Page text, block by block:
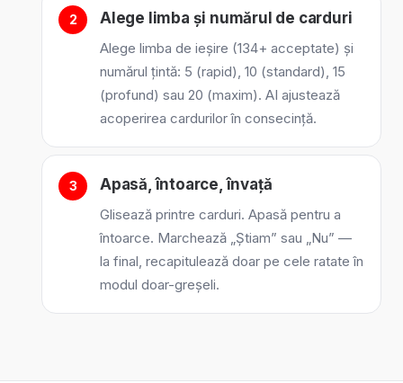
Alege limba și numărul de carduri
Alege limba de ieșire (134+ acceptate) și
numărul țintă: 5 (rapid), 10 (standard), 15
(profund) sau 20 (maxim). AI ajustează
acoperirea cardurilor în consecință.
Apasă, întoarce, învață
Glisează printre carduri. Apasă pentru a
întoarce. Marchează „Știam” sau „Nu” —
la final, recapitulează doar pe cele ratate în
modul doar-greșeli.